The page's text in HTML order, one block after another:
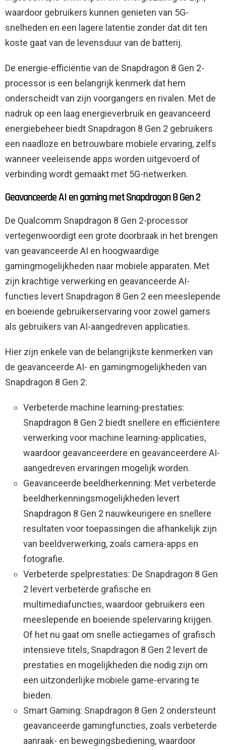
waardoor gebruikers kunnen genieten van 5G-
snelheden en een lagere latentie zonder dat dit ten
koste gaat van de levensduur van de batterij.
De energie-efficiëntie van de Snapdragon 8 Gen 2-
processor is een belangrijk kenmerk dat hem
onderscheidt van zijn voorgangers en rivalen. Met de
nadruk op een laag energieverbruik en geavanceerd
energiebeheer biedt Snapdragon 8 Gen 2 gebruikers
een naadloze en betrouwbare mobiele ervaring, zelfs
wanneer veeleisende apps worden uitgevoerd of
verbinding wordt gemaakt met 5G-netwerken.
Geavanceerde AI en gaming met Snapdragon 8 Gen 2
De Qualcomm Snapdragon 8 Gen 2-processor
vertegenwoordigt een grote doorbraak in het brengen
van geavanceerde AI en hoogwaardige
gamingmogelijkheden naar mobiele apparaten. Met
zijn krachtige verwerking en geavanceerde AI-
functies levert Snapdragon 8 Gen 2 een meeslepende
en boeiende gebruikerservaring voor zowel gamers
als gebruikers van AI-aangedreven applicaties.
Hier zijn enkele van de belangrijkste kenmerken van
de geavanceerde AI- en gamingmogelijkheden van
Snapdragon 8 Gen 2:
Verbeterde machine learning-prestaties:
Snapdragon 8 Gen 2 biedt snellere en efficiëntere
verwerking voor machine learning-applicaties,
waardoor geavanceerdere en geavanceerdere AI-
aangedreven ervaringen mogelijk worden.
Geavanceerde beeldherkenning: Met verbeterde
beeldherkenningsmogelijkheden levert
Snapdragon 8 Gen 2 nauwkeurigere en snellere
resultaten voor toepassingen die afhankelijk zijn
van beeldverwerking, zoals camera-apps en
fotografie.
Verbeterde spelprestaties: De Snapdragon 8 Gen
2 levert verbeterde grafische en
multimediafuncties, waardoor gebruikers een
meeslepende en boeiende spelervaring krijgen.
Of het nu gaat om snelle actiegames of grafisch
intensieve titels, Snapdragon 8 Gen 2 levert de
prestaties en mogelijkheden die nodig zijn om
een ​​uitzonderlijke mobiele game-ervaring te
bieden.
Smart Gaming: Snapdragon 8 Gen 2 ondersteunt
geavanceerde gamingfuncties, zoals verbeterde
aanraak- en bewegingsbediening, waardoor